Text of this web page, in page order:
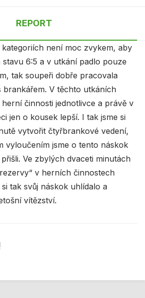
REPORT
není moc zvykem, aby
6:5 a v utkání padlo pouze
tak soupeři dobře pracovala
brankářem. V těchto utkáních
činnosti jednotlivce a právě v
jen o kousek lepší. I tak jsme si
vytvořit čtyřbrankové vedení,
vyloučením jsme o tento náskok
Ve zbylých dvaceti minutách
v herních činnostech
tak svůj náskok uhlídalo a
vítězství.